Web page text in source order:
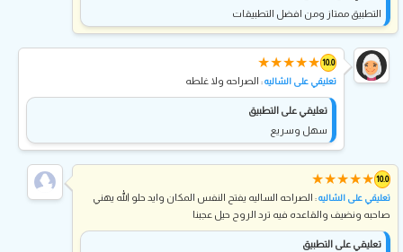
التطبيق ممتاز ومن افضل التطبيقات
10.0
★
★
★
★
★
تعليقي على الشاليه: الصراحه ولا غلطه
تعليقي على التطبيق
سهل وسريع
10.0
★
★
★
★
★
تعليقي على الشاليه: الصراحه الساليه يفتح النفس المكان وايد حلو الله يهني
صاحبه ونضيف والقاعده فيه ترد الروح حيل عجبنا
تعليقي على التطبيق